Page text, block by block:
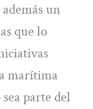
un
que lo
marítima
parte del